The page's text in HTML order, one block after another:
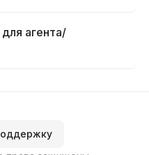
агента/